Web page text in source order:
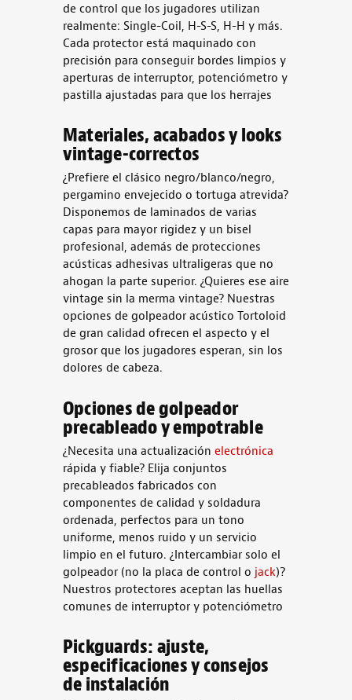
de control que los jugadores utilizan
realmente: Single-Coil, H-S-S, H-H y más.
Cada protector está maquinado con
precisión para conseguir bordes limpios y
aperturas de interruptor, potenciómetro y
pastilla ajustadas para que los herrajes
Materiales, acabados y looks
vintage-correctos
¿Prefiere el clásico negro/blanco/negro,
pergamino envejecido o tortuga atrevida?
Disponemos de laminados de varias
capas para mayor rigidez y un bisel
profesional, además de protecciones
acústicas adhesivas ultraligeras que no
ahogan la parte superior. ¿Quieres ese aire
vintage sin la merma vintage? Nuestras
opciones de golpeador acústico Tortoloid
de gran calidad ofrecen el aspecto y el
grosor que los jugadores esperan, sin los
dolores de cabeza.
Opciones de golpeador
precableado y empotrable
¿Necesita una actualización electrónica
rápida y fiable? Elija conjuntos
precableados fabricados con
componentes de calidad y soldadura
ordenada, perfectos para un tono
uniforme, menos ruido y un servicio
limpio en el futuro. ¿Intercambiar solo el
golpeador (no la placa de control o jack)?
Nuestros protectores aceptan las huellas
comunes de interruptor y potenciómetro
Pickguards: ajuste,
especificaciones y consejos
de instalación